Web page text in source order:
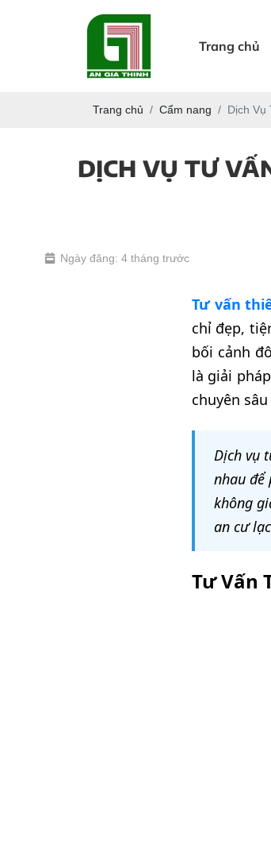
Trang chủ
Trang chủ Cẩm nang Dịch Vụ
DỊCH VỤ TƯ
Ngày đăng: 4 tháng trước
Tư vấn
chỉ đẹp,
bối cảnh
là giải
chuyên
Dịch vụ
nhau để
không
an cư
Tư Vấn